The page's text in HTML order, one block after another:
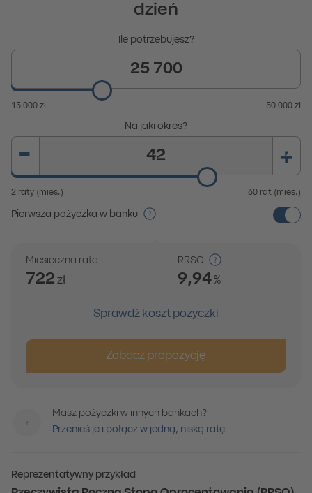
dzień
Wprowadź dane dotyczące pożyczki
Ile potrzebujesz?
Wprowadź wartość z zakresu od 15000 do 50000
15 000 zł 50 000 zł
Na jaki okres?
-
Wprowadź wartość
+
2 raty (mies.) 60 rat (mies.)
Pierwsza pożyczka w banku
Wyniki na podstawie wprowadzonych danych.
Miesięczna rata
722 zł
RRSO
9,94 %
Sprawdź koszt pożyczki
Zobacz propozycję
Masz pożyczki w innych bankach?
Przenieś je i połącz w jedną, niską ratę
Reprezentatywny przykład